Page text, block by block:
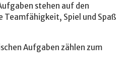
stehen auf den
Teamfähigkeit, Spiel und Spaß
Aufgaben zählen zum